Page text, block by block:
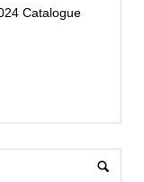
Catalogue